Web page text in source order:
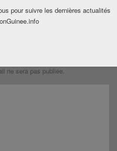
ne sera pas publiée.
pour suivre les dernières actualités